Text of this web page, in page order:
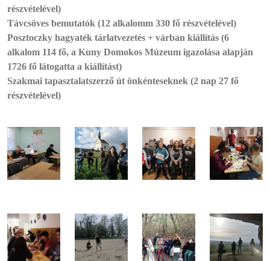
részvételével)
Távcsöves bemutatók (12 alkalomm 330 fő részvételével)
Posztoczky hagyaték tárlatvezetés + várban kiállítás (6
alkalom 114 fő, a Kuny Domokos Múzeum igazolása alapján
1726 fő látogatta a kiállítást)
Szakmai tapasztalatszerző út önkénteseknek (2 nap 27 fő
részvételével)